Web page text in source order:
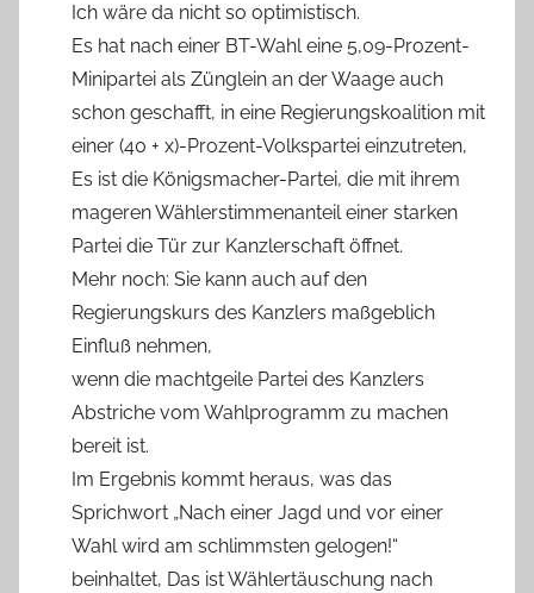
Ich wäre da nicht so optimistisch.
Es hat nach einer BT-Wahl eine 5,09-Prozent-
Minipartei als Zünglein an der Waage auch
schon geschafft, in eine Regierungskoalition mit
einer (40 + x)-Prozent-Volkspartei einzutreten,
Es ist die Königsmacher-Partei, die mit ihrem
mageren Wählerstimmenanteil einer starken
Partei die Tür zur Kanzlerschaft öffnet.
Mehr noch: Sie kann auch auf den
Regierungskurs des Kanzlers maßgeblich
Einfluß nehmen,
wenn die machtgeile Partei des Kanzlers
Abstriche vom Wahlprogramm zu machen
bereit ist.
Im Ergebnis kommt heraus, was das
Sprichwort „Nach einer Jagd und vor einer
Wahl wird am schlimmsten gelogen!“
beinhaltet, Das ist Wählertäuschung nach